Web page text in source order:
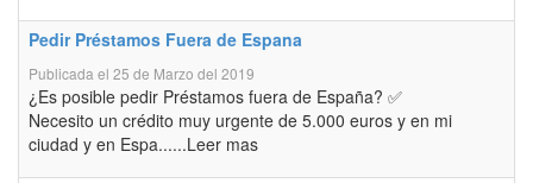
Pedir Préstamos Fuera de Espana
Publicada el 25 de Marzo del 2019
¿Es posible pedir Préstamos fuera de España? ✅
Necesito un crédito muy urgente de 5.000 euros y en mi
ciudad y en Espa......Leer mas